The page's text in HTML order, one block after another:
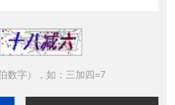
数字），如：三加四=7